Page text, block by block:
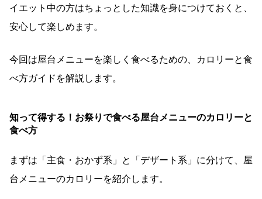
イエット中の方はちょっとした知識を身につけておくと、
安心して楽しめます。
今回は屋台メニューを楽しく食べるための、カロリーと食
べ方ガイドを解説します。
知って得する！お祭りで食べる屋台メニューのカロリーと
食べ方
まずは「主食・おかず系」と「デザート系」に分けて、屋
台メニューのカロリーを紹介します。